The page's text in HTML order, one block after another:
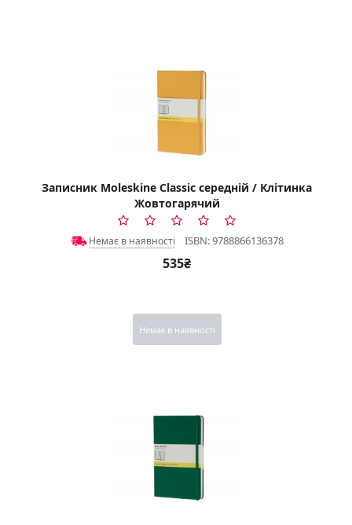
Записник Moleskine Classic середній / Клітинка
Жовтогарячий
Немає в наявності ISBN: 9788866136378
535₴
Немає в наявності